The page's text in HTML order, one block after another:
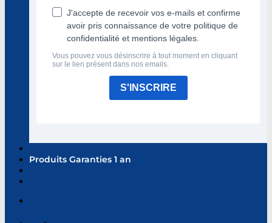
J'accepte de recevoir vos e-mails et confirme
avoir pris connaissance de votre politique de
confidentialité et mentions légales.
Vous pouvez vous désinscrire à tout moment en cliquant
sur le lien présent dans nos emails.
S'INSCRIRE
Produits Garanties 1 an